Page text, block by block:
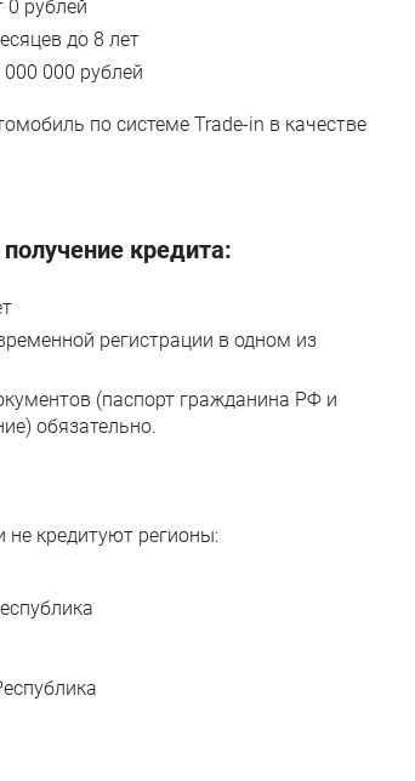
0 рублей
до 8 лет
000 рублей
по системе Trade-in в качестве
кредита:
регистрации в одном из
(паспорт гражданина РФ и
обязательно.
кредитуют регионы: